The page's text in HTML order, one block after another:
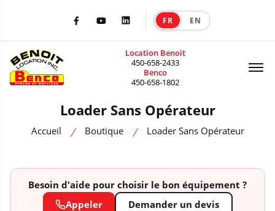
FacebookYoutubeLinkedIn FR EN
Location Benoit
450-658-2433
Benco
450-658-1802
Loader Sans Opérateur
Accueil Boutique Loader Sans Opérateur
Besoin d'aide pour choisir le bon équipement ?
Appeler
Demander un devis